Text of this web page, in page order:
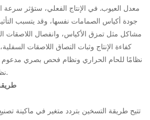
معدل العيوب. في الإنتاج الفعلي، ستؤثر سرعة
جودة أكياس الصمامات نفسها، وقد يتسبب
مشاكل مثل تمزق الأكياس، وانفصال اللاصقات
كفاءة الإنتاج وثبات التصاق اللاصقات
نظامًا للحام الحراري ونظام فحص بصري مدعوم
نظامان مميزان في السوق.
تتيح طريقة التسخين بتردد متغير في ماكينة